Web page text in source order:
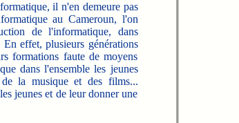
il n'en demeure pas
au Cameroun, l'on
de l'informatique, dans
effet, plusieurs générations
formations faute de moyens
dans l'ensemble les jeunes
la musique et des films...
jeunes et de leur donner une